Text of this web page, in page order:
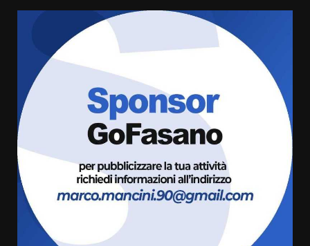
Cura dei beni comuni e
cittadinanza attiva: online
l’avviso per la gestione
condivisa della Villetta di
Laureto
6 Agosto 2026 06:20
La magia del Minareto e la prima
assoluta de “L’Albergo
Belvedere. Il rapimento”